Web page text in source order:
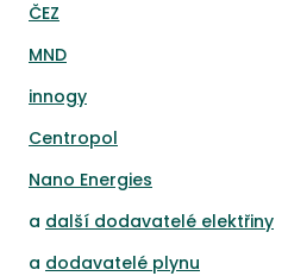
ČEZ
MND
innogy
Centropol
Nano Energies
a další dodavatelé elektřiny
a dodavatelé plynu